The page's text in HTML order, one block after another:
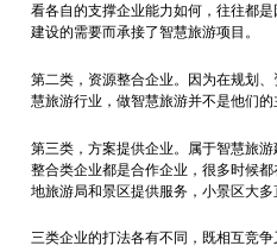
看各自的支撑企业能力如何，往往都
建设的需要而承接了智慧旅游项目。
第二类，资源整合企业。因为在规划
慧旅游行业，做智慧旅游并不是他们的
第三类，方案提供企业。属于智慧旅
整合类企业都是合作企业，很多时候
地旅游局和景区提供服务，小景区大多
三类企业的打法各有不同，既相互竞